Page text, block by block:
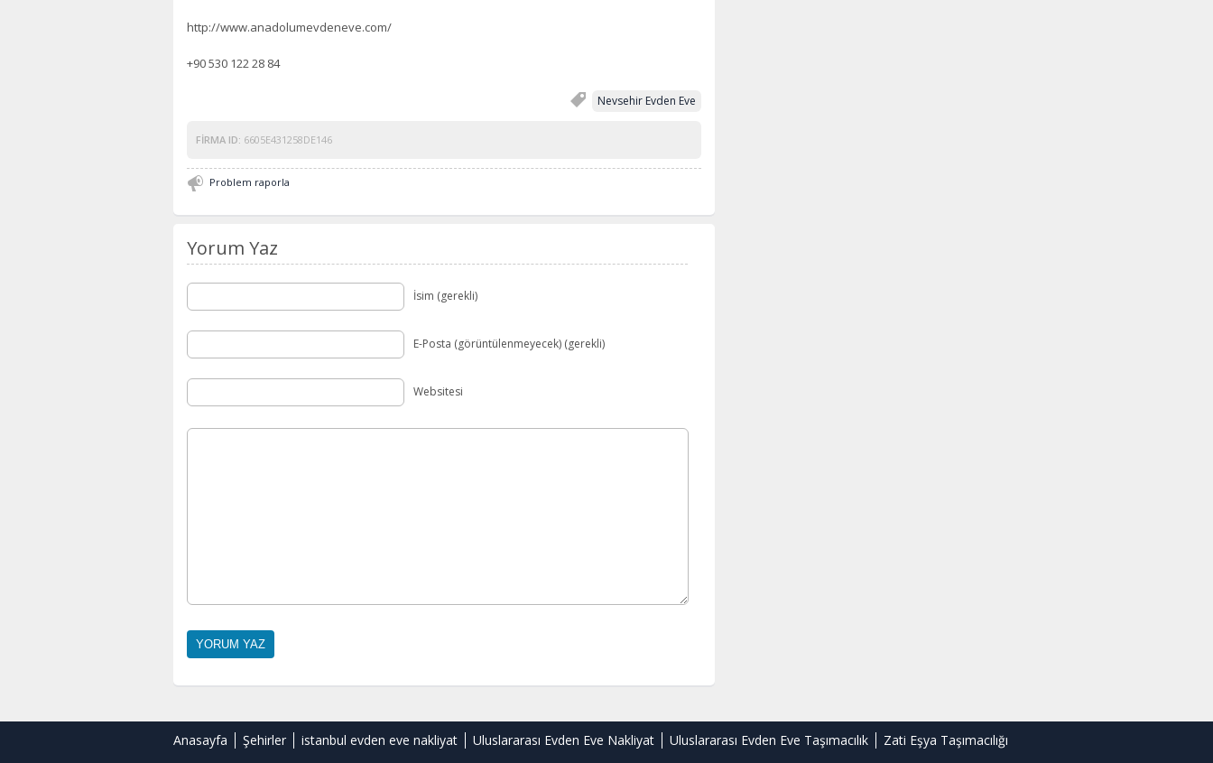
http://www.anadolumevdeneve.com/
+90 530 122 28 84
Nevsehir Evden Eve
FIRMA ID: 6605E431258DE146
Problem raporla
Yorum Yaz
İsim (gerekli)
E-Posta (görüntülenmeyecek) (gerekli)
Websitesi
Anasayfa Şehirler istanbul evden eve nakliyat Uluslararası Evden Eve Nakliyat Uluslararası Evden Eve Taşımacılık Zati Eşya Taşımacılığı